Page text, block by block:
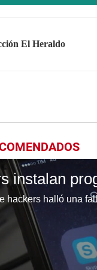
El Heraldo
instalan